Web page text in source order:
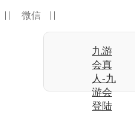
| | 微信 | |
九游
会真
人-九
游会
登陆